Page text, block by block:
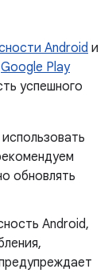
Android и
Google Play
успешного
обновлять
Android,